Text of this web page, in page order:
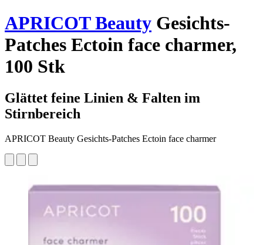
APRICOT Beauty Gesichts-
Patches Ectoin face charmer,
100 Stk
Glättet feine Linien & Falten im
Stirnbereich
APRICOT Beauty Gesichts-Patches Ectoin face charmer